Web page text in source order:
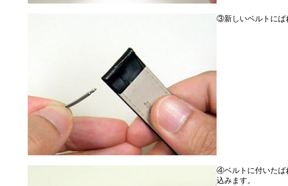
③新しいベルトにば
④ベルトに付いたば
込みます。